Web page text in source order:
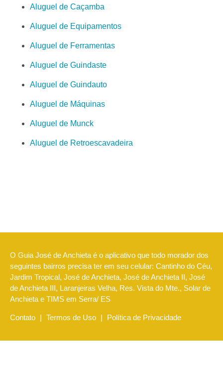
Aluguel de Caçamba
Aluguel de Equipamentos
Aluguel de Ferramentas
Aluguel de Guindaste
Aluguel de Guindauto
Aluguel de Máquinas
Aluguel de Munck
Aluguel de Retroescavadeira
O Guia José de Anchieta é o aplicativo que todo morador dos
seguintes bairros precisa ter em seu celular: Cantinho do Céu,
Jardim Tropical, José de Anchieta, José de Anchieta II, José
de Anchieta III, Laranjeiras Velha, Res. Vista do Mte., Solar de
Anchieta e TIMS em Serra/ ES
Contato | Termos de Uso | Política de Privacidade